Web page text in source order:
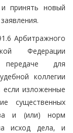
принять новый
Арбитражного
Федерации
для
коллегии
если изложенные
существенных
и (или) норм
исход дела, и